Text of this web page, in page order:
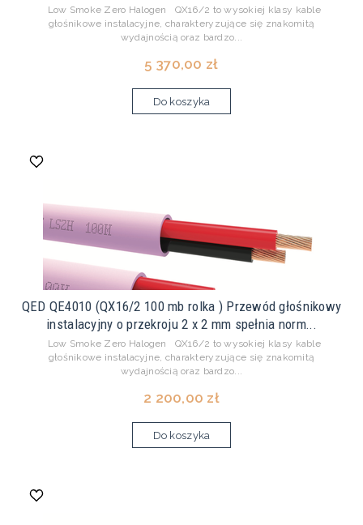
Low Smoke Zero Halogen QX16/2 to wysokiej klasy kable
głośnikowe instalacyjne, charakteryzujące się znakomitą
wydajnością oraz bardzo...
5 370,00 zł
Do koszyka
QED QE4010 (QX16/2 100 mb rolka ) Przewód głośnikowy
instalacyjny o przekroju 2 x 2 mm spełnia norm...
Low Smoke Zero Halogen QX16/2 to wysokiej klasy kable
głośnikowe instalacyjne, charakteryzujące się znakomitą
wydajnością oraz bardzo...
2 200,00 zł
Do koszyka